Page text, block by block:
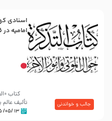
جالب و خواندنی
اسنادی
امامیه در قرن ۶ و
کتاب
تألیف
۱۳ /۰۵/ ۱۴۰۵